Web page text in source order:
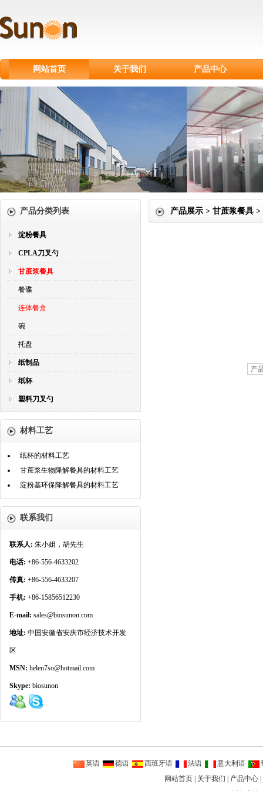
网站首页 关于我们 产品中心
淀粉餐具
CPLA刀叉勺
甘蔗浆餐具
纸制品
纸杯
塑料刀叉勺
产品分类列表
淀粉餐具
CPLA刀叉勺
甘蔗浆餐具
餐碟
连体餐盒
碗
托盘
纸制品
纸杯
塑料刀叉勺
材料工艺
纸杯的材料工艺
甘蔗浆生物降解餐具的材料工艺
淀粉基环保降解餐具的材料工艺
联系我们
联系人: 朱小姐，胡先生
电话: +86-556-4633202
传真: +86-556-4633207
手机: +86-15856512230
E-mail: sales@biosunon.com
地址: 中国安徽省安庆市经济技术开发
区
MSN: helen7so@hotmail.com
Skype: biosunon
产品展示 > 甘蔗浆餐具
产
英语 德语 西班牙语 法语 意大利语
网站首页
关于我们 产品中心